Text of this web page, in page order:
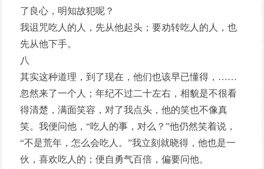
了良心，明知故犯呢？
我诅咒吃人的人，先从他起头；要劝转吃人的人，也
先从他下手。
八
其实这种道理，到了现在，他们也该早已懂得，……
忽然来了一个人；年纪不过二十左右，相貌是不很看
得清楚，满面笑容，对了我点头，他的笑也不像真
笑。我便问他，“吃人的事，对么？”他仍然笑着说，
“不是荒年，怎么会吃人。”我立刻就晓得，他也是一
伙，喜欢吃人的；便自勇气百倍，偏要问他。